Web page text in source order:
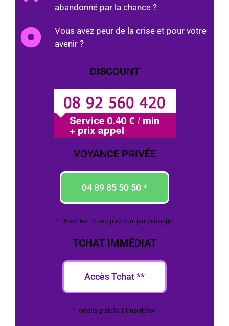
abandonné par la chance ?
Vous avez peur de la crise et pour votre
avenir ?
DISCOUNT
VOYANCE PRIVÉE
04 89 85 50 50 *
* 15 eur les 10 min puis coût par min supp
TCHAT IMMÉDIAT
Accès Tchat **
** crédits gratuits à l'inscription